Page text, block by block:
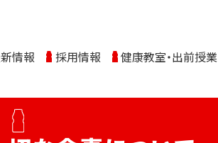
情報 採用情報 健康教室・出前授業